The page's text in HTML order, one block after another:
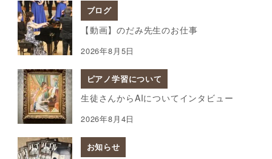
ブログ
【動画】のだみ先生のお仕事
2026年8月5日
ピアノ学習について
生徒さんからAIについてインタビュー
2026年8月4日
お知らせ